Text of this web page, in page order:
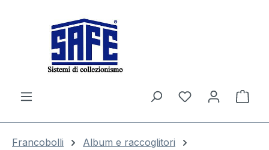
Il
Francobolli
Album e raccoglitori